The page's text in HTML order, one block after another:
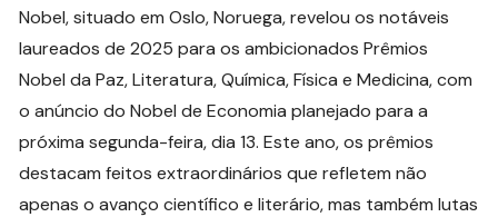
Nobel, situado em Oslo, Noruega, revelou os notáveis
laureados de 2025 para os ambicionados Prêmios
Nobel da Paz, Literatura, Química, Física e Medicina, com
o anúncio do Nobel de Economia planejado para a
próxima segunda-feira, dia 13. Este ano, os prêmios
destacam feitos extraordinários que refletem não
apenas o avanço científico e literário, mas também lutas